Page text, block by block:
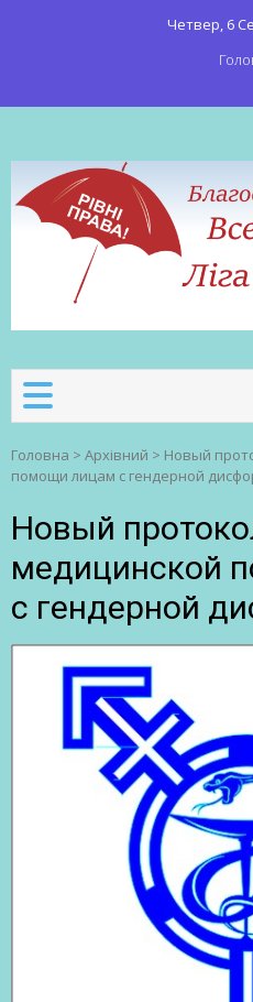
Четвер, 6
Головна > Архівний > Новый
помощи лицам с гендерной
Новый
медицинской
с гендерной